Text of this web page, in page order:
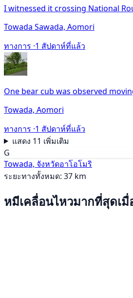
I witnessed it crossing National
Towada Sawada, Aomori
ทางการ ·1 สัปดาห์ที่แล้ว
One bear cub was observed
Towada, Aomori
ทางการ ·1 สัปดาห์ที่แล้ว
แสดง 11 เพิ่มเติม
G
Towada, จังหวัดอาโอโมริ
ระยะทางทั้งหมด: 37 km
หมีเคลื่อนไหวมากที่สุดเมื่